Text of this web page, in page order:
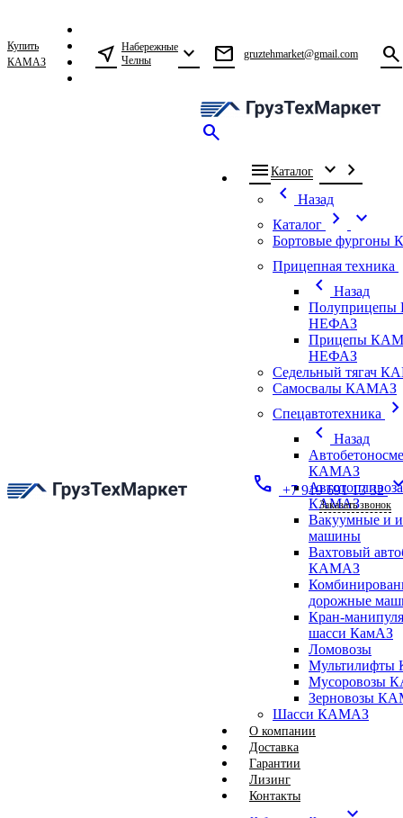
Купить
КАМАЗ
near_me Набережные
Челны
expand_more mail gruztehmarket@gmail.com search
search
menu Каталог expand_more chevron_right
chevron_left
Назад
Каталог
chevron_right expand_more
Бортовые
Прицепная техника
chevron_left
Назад
НЕФАЗ
Прицепы
НЕФАЗ
Седельный тягач
Самосвалы КАМАЗ
Спецавтотехника
chevron_left
Назад
КАМАЗ
КАМАЗ
Вакуумные и
машины
Вахтовый
КАМАЗ
дорожные
Кран-
шасси КамАЗ
Ломовозы
Мультилифты
Мусоровозы
Зерновозы
Шасси КАМАЗ
О компании
Доставка
Гарантии
Лизинг
Контакты
call +7 919 691 13 32
Заказать звонок